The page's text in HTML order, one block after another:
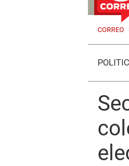
CORREO